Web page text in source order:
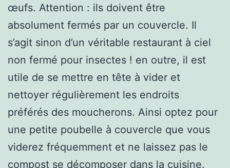
œufs. Attention : ils doivent être
absolument fermés par un couvercle. Il
s’agit sinon d’un véritable restaurant à ciel
non fermé pour insectes ! en outre, il est
utile de se mettre en tête à vider et
nettoyer régulièrement les endroits
préférés des moucherons. Ainsi optez pour
une petite poubelle à couvercle que vous
viderez fréquemment et ne laissez pas le
compost se décomposer dans la cuisine.